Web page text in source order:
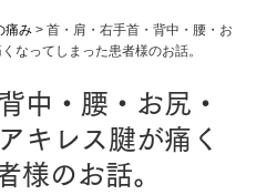
痛み > 首・肩・右手首・背中・腰・お
なってしまった患者様のお話。
中・腰・お尻・
キレス腱が痛く
様のお話。